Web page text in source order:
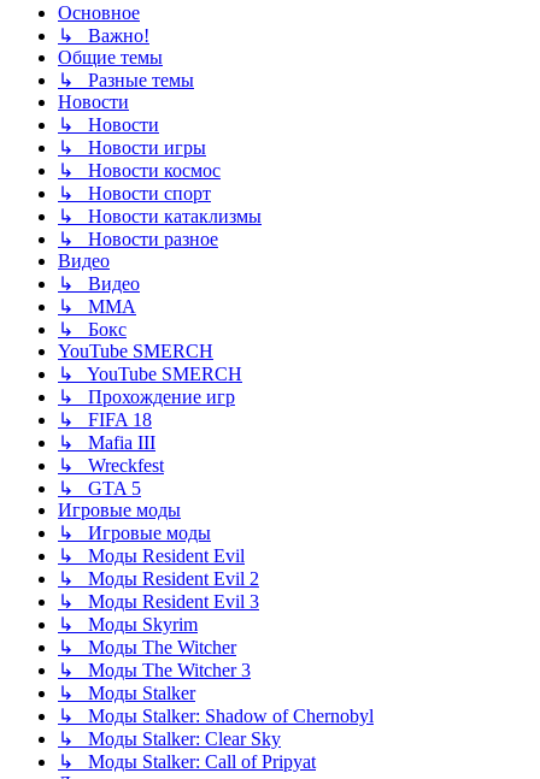
Основное
↳ Важно!
Общие темы
↳ Разные темы
Новости
↳ Новости
↳ Новости игры
↳ Новости космос
↳ Новости спорт
↳ Новости катаклизмы
↳ Новости разное
Видео
↳ Видео
↳ ММА
↳ Бокс
YouTube SMERCH
↳ YouTube SMERCH
↳ Прохождение игр
↳ FIFA 18
↳ Mafia III
↳ Wreckfest
↳ GTA 5
Игровые моды
↳ Игровые моды
↳ Моды Resident Evil
↳ Моды Resident Evil 2
↳ Моды Resident Evil 3
↳ Моды Skyrim
↳ Моды The Witcher
↳ Моды The Witcher 3
↳ Моды Stalker
↳ Моды Stalker: Shadow of Chernobyl
↳ Моды Stalker: Clear Sky
↳ Моды Stalker: Call of Pripyat